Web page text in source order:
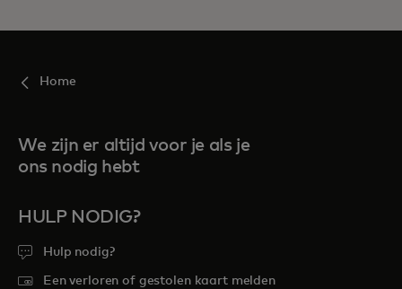
Home
We zijn er altijd voor je als je
ons nodig hebt
HULP NODIG?
Hulp nodig?
Een verloren of gestolen kaart melden